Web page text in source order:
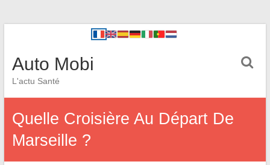
Auto Mobi
L'actu Santé
Quelle Croisière Au Départ De
Marseille ?